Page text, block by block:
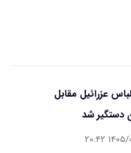
عزرائیل مقابل
دستگیر شد
۲۰:۴۲